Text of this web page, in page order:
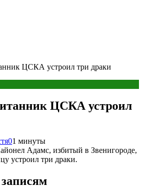
ЦСКА устроил три драки
ЦСКА устроил
01 минуты
Адамс, избитый в Звенигороде,
устроил три драки.